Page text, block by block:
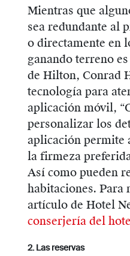
Mientras que
sea redundante al
o directamente en
ganando terreno
de Hilton, Conrad
tecnología para
aplicación móvil,
personalizar los
aplicación permite
la firmeza
Así como pueden
habitaciones. Para
artículo de Hotel
conserjería del
2. Las reservas